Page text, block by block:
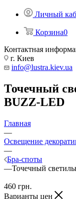
Личный
Корзина0
Контактная
г. Киев
info@lustra.kiev.ua
Точечный
BUZZ-LED
Главная
—
Освещение
—
Бра-споты
—Точечный
460 грн.
Варианты цен